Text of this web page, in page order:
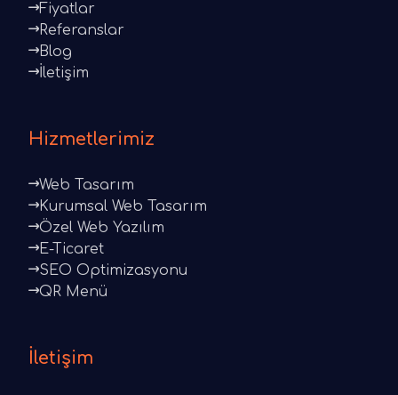
Fiyatlar
Referanslar
Blog
İletişim
Hizmetlerimiz
Web Tasarım
Kurumsal Web Tasarım
Özel Web Yazılım
E-Ticaret
SEO Optimizasyonu
QR Menü
İletişim